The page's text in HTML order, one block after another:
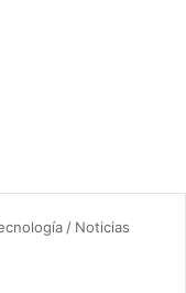
/ Noticias